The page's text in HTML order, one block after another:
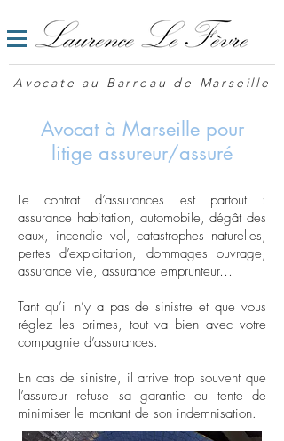
Avocate au Barreau de Marseille
Avocat à Marseille pour
litige assureur/assuré
Le contrat d’assurances est partout :
assurance habitation, automobile, dégât des
eaux, incendie vol, catastrophes naturelles,
pertes d’exploitation, dommages ouvrage,
assurance vie, assurance emprunteur…
Tant qu’il n’y a pas de sinistre et que vous
réglez les primes, tout va bien avec votre
compagnie d’assurances.
En cas de sinistre, il arrive trop souvent que
l’assureur refuse sa garantie ou tente de
minimiser le montant de son indemnisation.